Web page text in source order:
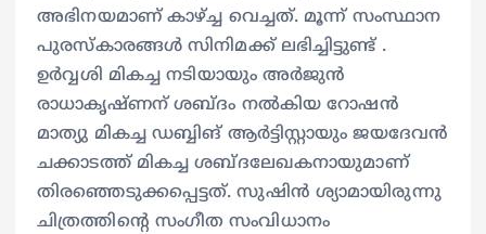
അഭിനയമാണ് കാഴ്ച്ച വെച്ചത്. മൂന്ന് സംസ്ഥാന
പുരസ്കാരങ്ങൾ സിനിമക്ക് ലഭിച്ചിട്ടുണ്ട് .
ഉർവ്വശി മികച്ച നടിയായും അർജുൻ
രാധാകൃഷ്ണന് ശബ്ദം നൽകിയ റോഷൻ
മാത്യു മികച്ച ഡബ്ബിങ് ആർട്ടിസ്റ്റായും ജയദേവൻ
ചക്കാടത്ത് മികച്ച ശബ്ദലേഖകനായുമാണ്
തിരഞ്ഞെടുക്കപ്പെട്ടത്. സുഷിൻ ശ്യാമായിരുന്നു
ചിത്രത്തിന്റെ സംഗീത സംവിധാനം